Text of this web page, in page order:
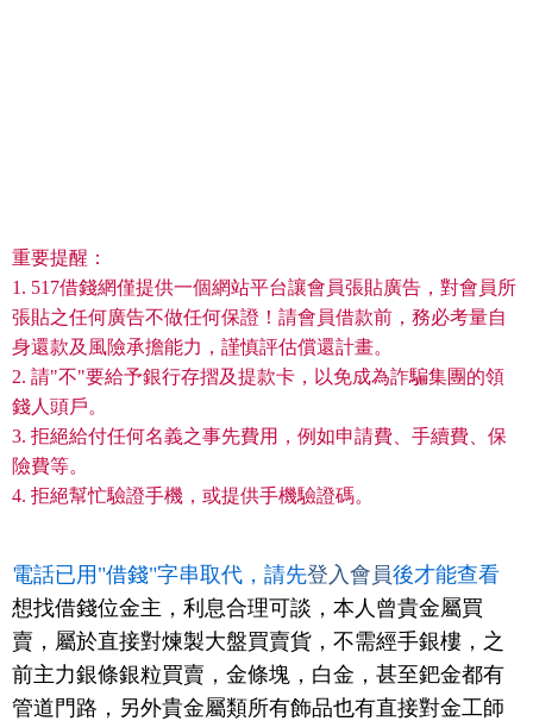
重要提醒：
1. 517借錢網僅提供一個網站平台讓會員張貼廣告，對會員所
張貼之任何廣告不做任何保證！請會員借款前，務必考量自
身還款及風險承擔能力，謹慎評估償還計畫。
2. 請"不"要給予銀行存摺及提款卡，以免成為詐騙集團的領
錢人頭戶。
3. 拒絕給付任何名義之事先費用，例如申請費、手續費、保
險費等。
4. 拒絕幫忙驗證手機，或提供手機驗證碼。
電話已用"借錢"字串取代，請先登入會員後才能查看
想找借錢位金主，利息合理可談，本人曾貴金屬買
賣，屬於直接對煉製大盤買賣貨，不需經手銀樓，之
前主力銀條銀粒買賣，金條塊，白金，甚至鈀金都有
管道門路，另外貴金屬類所有飾品也有直接對金工師